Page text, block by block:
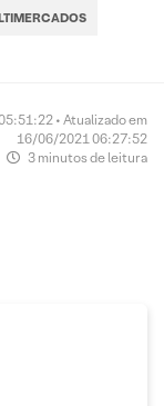
• Atualizado em
16/06/2021 06:27:52
3 minutos de leitura